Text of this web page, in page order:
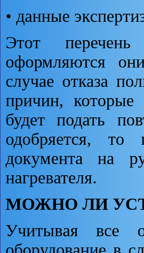
• данные
Этот перечень
оформляются
случае отказа
причин, которые
будет подать
одобряется, то
документа на
нагревателя.
МОЖНО ЛИ
Учитывая все